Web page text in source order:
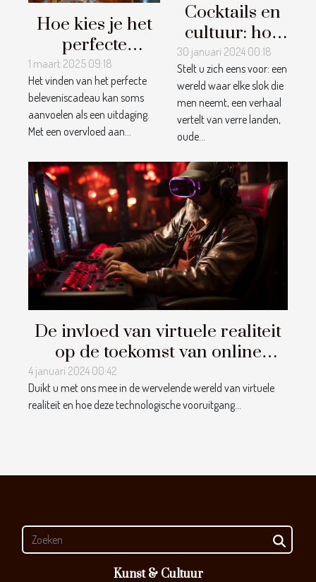
Hoe kies je het
perfecte
beleveniscadeau
voor elke
gelegenheid?
1 maart 2025 09:18
Het vinden van het perfecte
beleveniscadeau kan soms
aanvoelen als een uitdaging.
Met een overvloed aan...
Cocktails en
cultuur: hoe
drankjes de
wereld
rondreizen
30 januari 2024 00:18
Stelt u zich eens voor: een
wereld waar elke slok die
men neemt, een verhaal
vertelt van verre landen,
oude...
De invloed van virtuele realiteit
op de toekomst van online
4 januari 2024 00:42
Duikt u met ons mee in de wervelende wereld van virtuele
realiteit en hoe deze technologische vooruitgang...
Kunst & Cultuur